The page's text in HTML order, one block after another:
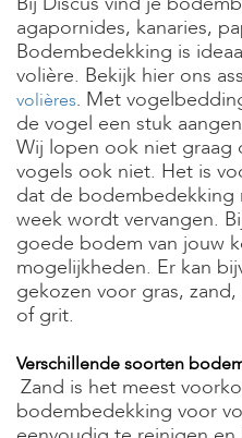
o
e
r
d
e
r
i
j
B
l
o
g
W
i
k
e
l
s
agapornides, kanaries,
Bodembedekking is
volière. Bekijk hier ons
volières. Met
de vogel een stuk
Wij lopen ook niet graag
vogels ook niet. Het is
dat de bodembedekking
week wordt vervangen.
goede bodem van jouw
mogelijkheden. Er kan
gekozen voor gras,
of grit.
Verschillende soorten
Zand is het meest
bodembedekking voor